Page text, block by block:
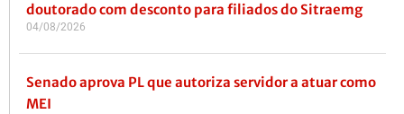
doutorado com desconto para filiados do Sitraemg
04/08/2026
Senado aprova PL que autoriza servidor a atuar como
MEI